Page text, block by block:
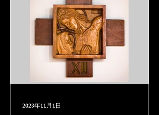
2023年11月1日